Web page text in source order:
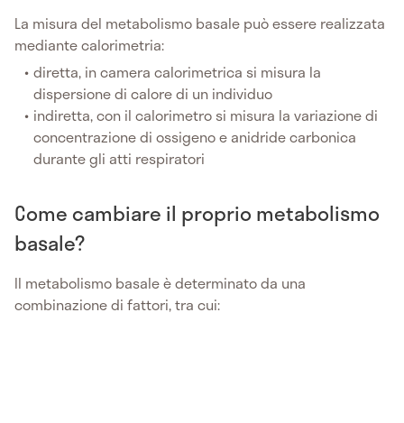
La misura del metabolismo basale può essere realizzata
mediante calorimetria:
diretta, in camera calorimetrica si misura la
dispersione di calore di un individuo
indiretta, con il calorimetro si misura la variazione di
concentrazione di ossigeno e anidride carbonica
durante gli atti respiratori
Come cambiare il proprio metabolismo
basale?
Il metabolismo basale è determinato da una
combinazione di fattori, tra cui: